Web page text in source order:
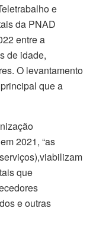
e
da PNAD
entre a
de idade,
O levantamento
que a
2021, “as
que
e outras